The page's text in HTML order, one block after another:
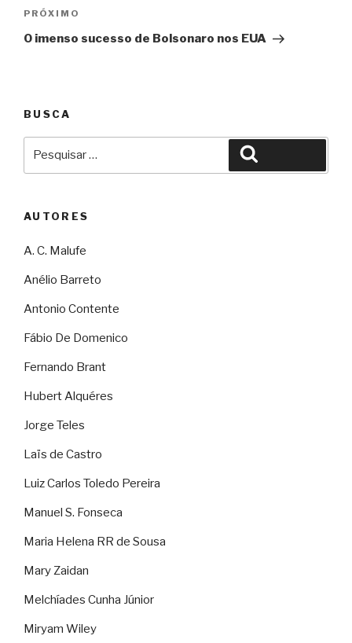
Próximo
PRÓXIMO
O imenso sucesso de Bolsonaro nos EUA
BUSCA
AUTORES
A. C. Malufe
Anélio Barreto
Antonio Contente
Fábio De Domenico
Fernando Brant
Hubert Alquéres
Jorge Teles
Laïs de Castro
Luiz Carlos Toledo Pereira
Manuel S. Fonseca
Maria Helena RR de Sousa
Mary Zaidan
Melchíades Cunha Júnior
Miryam Wiley